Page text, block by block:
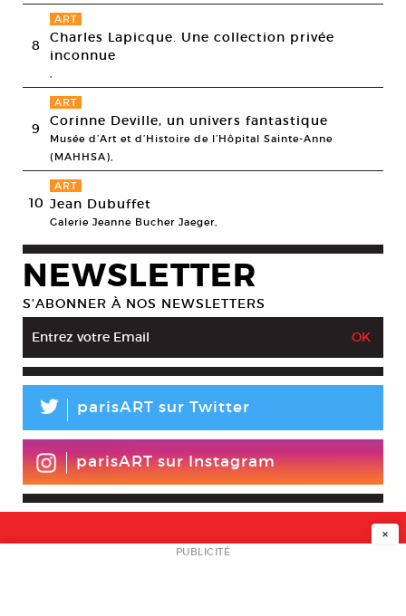
8
ART
Charles Lapicque. Une collection privée
inconnue
,
9
ART
Corinne Deville, un univers fantastique
Musée d’Art et d’Histoire de l’Hôpital Sainte-Anne
(MAHHSA),
10
ART
Jean Dubuffet
Galerie Jeanne Bucher Jaeger,
NEWSLETTER
S’ABONNER À NOS NEWSLETTERS
L parisART sur Twitter
parisART sur Instagram
NEWSLETTER
×
PUBLICITÉ